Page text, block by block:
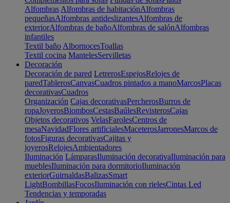
Alfombras Alfombras de habitaciónAlfombras
pequeñasAlfombras antideslizantesAlfombras de
exteriorAlfombras de bañoAlfombras de salónAlfombras
infantiles
Textil baño AlbornocesToallas
Textil cocina MantelesServilletas
Decoración
Decoración de pared LetrerosEspejosRelojes de
paredTablerosCanvasCuadros pintados a manoMarcosPlacas
decorativasCuadros
Organización Cajas decorativasPercherosBurros de
ropaJoyerosBiombosCestasBaúlesRevisterosCajas
Objetos decorativos VelasFarolesCentros de
mesaNavidadFlores artificialesMaceterosJarronesMarcos de
fotosFiguras decorativasCajitas y
joyerosRelojesAmbientadores
Iluminación LámparasIluminación decorativaIluminación para
mueblesIluminación para dormitorioIluminación
exteriorGuirnaldasBalizasSmart
LightBombillasFocosIluminación con rielesCintas Led
Tendencias y temporadas